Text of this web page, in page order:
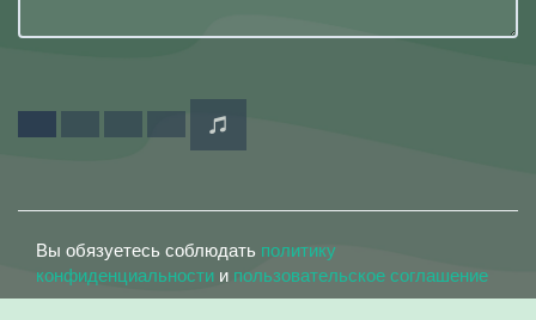
Вы обязуетесь соблюдать политику
конфиденциальности и пользовательское соглашение